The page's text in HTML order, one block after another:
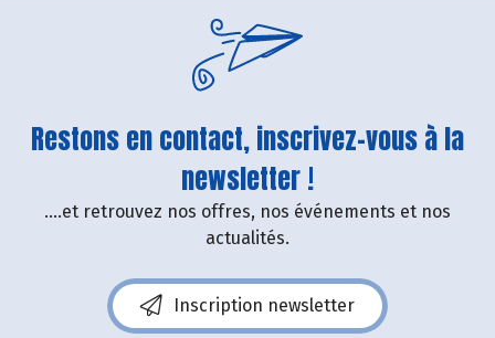
Restons en contact, inscrivez-vous à la
newsletter !
....et retrouvez nos offres, nos événements et nos
actualités.
Inscription newsletter